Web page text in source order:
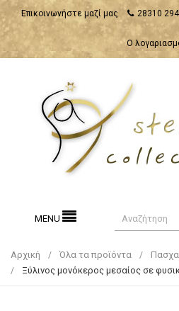
Επικοινωνήστε μαζί μας 28310
Ο
MENU
Αρχική Όλα τα προϊόντα
Ξύλινος μονόκερος μεσαίος σε